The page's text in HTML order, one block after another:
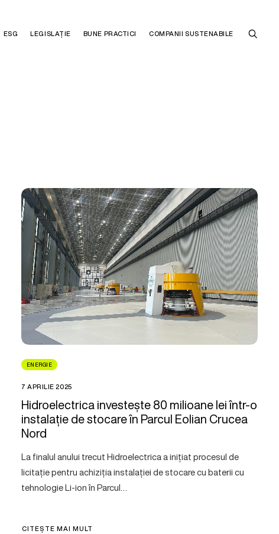
ESG LEGISLAȚIE BUNE PRACTICI COMPANII SUSTENABILE
ENERGIE
7 APRILIE 2025
Hidroelectrica investește 80 milioane lei într-o
instalație de stocare în Parcul Eolian Crucea
Nord
La finalul anului trecut Hidroelectrica a inițiat procesul de
licitație pentru achiziția instalației de stocare cu baterii cu
tehnologie Li-ion în Parcul…
CITEȘTE MAI MULT